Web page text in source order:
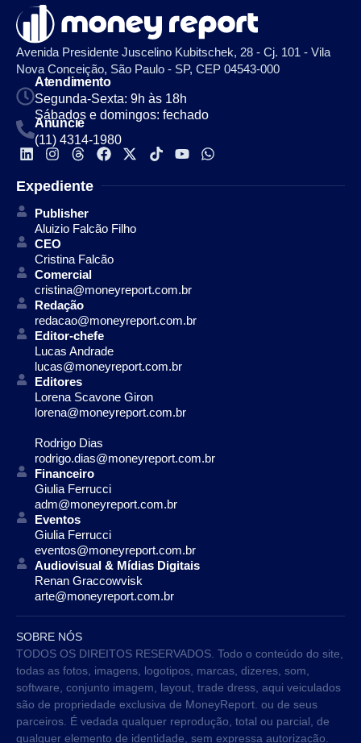
Avenida Presidente Juscelino Kubitschek, 28 - Cj. 101 - Vila
Nova Conceição, São Paulo - SP, CEP 04543-000
Atendimento
Segunda-Sexta: 9h às 18h
Sábados e domingos: fechado
Anuncie
(11) 4314-1980
Expediente
Publisher
Aluizio Falcão Filho
CEO
Cristina Falcão
Comercial
cristina@moneyreport.com.br
Redação
redacao@moneyreport.com.br
Editor-chefe
Lucas Andrade
lucas@moneyreport.com.br
Editores
Lorena Scavone Giron
lorena@moneyreport.com.br
Rodrigo Dias
rodrigo.dias@moneyreport.com.br
Financeiro
Giulia Ferrucci
adm@moneyreport.com.br
Eventos
Giulia Ferrucci
eventos@moneyreport.com.br
Audiovisual & Mídias Digitais
Renan Graccowvisk
arte@moneyreport.com.br
SOBRE NÓS
TODOS OS DIREITOS RESERVADOS. Todo o conteúdo do site,
todas as fotos, imagens, logotipos, marcas, dizeres, som,
software, conjunto imagem, layout, trade dress, aqui veiculados
são de propriedade exclusiva de MoneyReport. ou de seus
parceiros. É vedada qualquer reprodução, total ou parcial, de
qualquer elemento de identidade, sem expressa autorização.